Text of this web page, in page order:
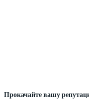
Прокачайте вашу